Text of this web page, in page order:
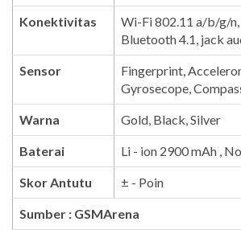
Konektivitas
Wi-Fi 802.11 a/b/g/
Bluetooth 4.1, jack
Sensor
Fingerprint,
Gyrosecope,
Warna Gold, Black, Silver
Baterai Li - ion 2900 mAh ,
Skor Antutu ± - Poin
Sumber : GSMArena